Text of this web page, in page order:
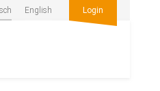
English Login